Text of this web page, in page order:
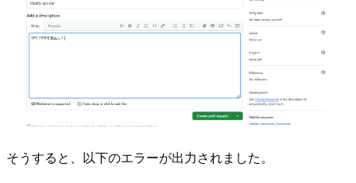
そうすると、以下のエラーが出力されました。